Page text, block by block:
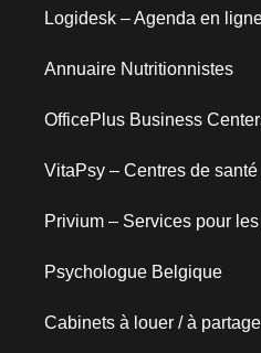
Logidesk – Agenda en
Annuaire Nutritionnistes
OfficePlus Business
VitaPsy – Centres de
Privium – Services pour
Psychologue Belgique
Cabinets à louer / à